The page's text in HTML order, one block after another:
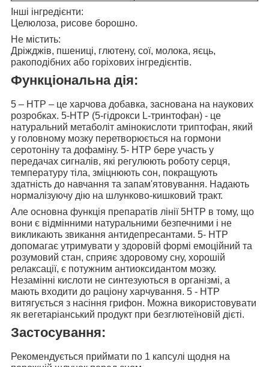
Інші інгредієнти:
Целюлоза, рисове борошно.
Не містить:
Дріжджів, пшениці, глютену, сої, молока, яєць,
ракоподібних або горіхових інгредієнтів.
Функціональна дія:
5 – НТР – це харчова добавка, заснована на наукових
розробках. 5-НТР (5-гідрокси L-тринтофан) - це
натуральний метаболіт амінокислоти триптофан, який
у головному мозку перетворюється на гормони
серотоніну та дофаміну. 5- НТР бере участь у
передачах сигналів, які регулюють роботу серця,
температуру тіла, зміцнюють сон, покращують
здатність до навчання та запам'ятовування. Надають
нормалізуючу дію на шлунково-кишковий тракт.
Але основна функція препаратів лінії 5HTP в тому, що
вони є відмінними натуральними безпечними і не
викликають звикання антидепресантами. 5- НТР
допомагає утримувати у здоровій формі емоційний та
розумовий стан, сприяє здоровому сну, хорошій
релаксації, є потужним антиоксидантом мозку.
Незамінні кислоти не синтезуються в організмі, а
мають входити до раціону харчування. 5 - НТР
витягується з насіння грифон. Можна використовувати
як вегетаріанський продукт при безглютеїновій дієті.
Застосування:
Рекомендується приймати по 1 капсулі щодня на